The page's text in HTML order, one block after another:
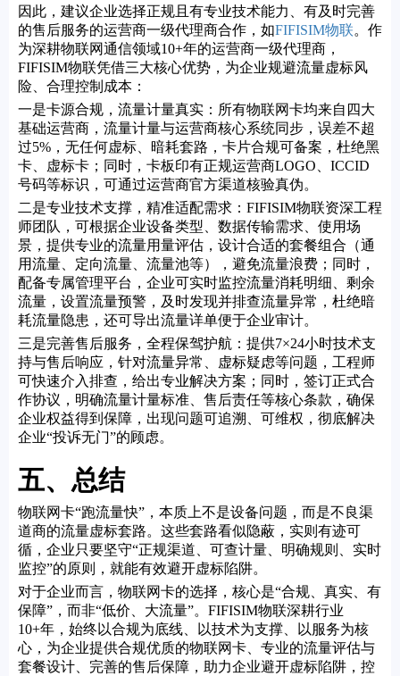
因此，建议企业选择正规且有专业技术能力、有及时完善
的售后服务的运营商一级代理商合作，如FIFISIM物联。作
为深耕物联网通信领域10+年的运营商一级代理商，
FIFISIM物联凭借三大核心优势，为企业规避流量虚标风
险、合理控制成本：
一是卡源合规，流量计量真实：所有物联网卡均来自四大
基础运营商，流量计量与运营商核心系统同步，误差不超
过5%，无任何虚标、暗耗套路，卡片合规可备案，杜绝黑
卡、虚标卡；同时，卡板印有正规运营商LOGO、ICCID
号码等标识，可通过运营商官方渠道核验真伪。
二是专业技术支撑，精准适配需求：FIFISIM物联资深工程
师团队，可根据企业设备类型、数据传输需求、使用场
景，提供专业的流量用量评估，设计合适的套餐组合（通
用流量、定向流量、流量池等），避免流量浪费；同时，
配备专属管理平台，企业可实时监控流量消耗明细、剩余
流量，设置流量预警，及时发现并排查流量异常，杜绝暗
耗流量隐患，还可导出流量详单便于企业审计。
三是完善售后服务，全程保驾护航：提供7×24小时技术支
持与售后响应，针对流量异常、虚标疑虑等问题，工程师
可快速介入排查，给出专业解决方案；同时，签订正式合
作协议，明确流量计量标准、售后责任等核心条款，确保
企业权益得到保障，出现问题可追溯、可维权，彻底解决
企业“投诉无门”的顾虑。
五、总结
物联网卡“跑流量快”，本质上不是设备问题，而是不良渠
道商的流量虚标套路。这些套路看似隐蔽，实则有迹可
循，企业只要坚守“正规渠道、可查计量、明确规则、实时
监控”的原则，就能有效避开虚标陷阱。
对于企业而言，物联网卡的选择，核心是“合规、真实、有
保障”，而非“低价、大流量”。FIFISIM物联深耕行业
10+年，始终以合规为底线、以技术为支撑、以服务为核
心，为企业提供合规优质的物联网卡、专业的流量评估与
套餐设计、完善的售后保障，助力企业避开虚标陷阱，控